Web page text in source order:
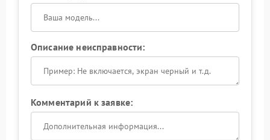
Описание неисправности:
Комментарий к заявке: